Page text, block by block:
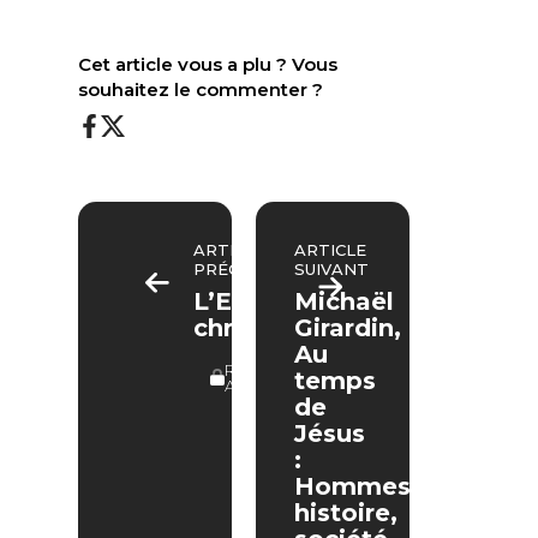
Cet article vous a plu ? Vous
souhaitez le commenter ?
ARTICLE
PRÉCÉDENT
L’ESPÉRANCE
chrétienne
RÉSERVÉ
ABONNÉS
ARTICLE
SUIVANT
Michaël
Girardin,
Au
temps
de
Jésus
:
Hommes,
histoire,